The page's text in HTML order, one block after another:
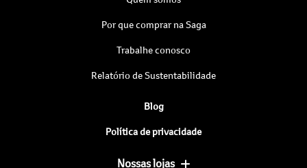
Por que comprar na Saga
Trabalhe conosco
Relatório de Sustentabilidade
Blog
Política de privacidade
Nossas lojas